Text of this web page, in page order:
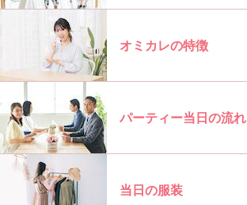
オミカレの特徴
パーティー当日の流れ
当日の服装